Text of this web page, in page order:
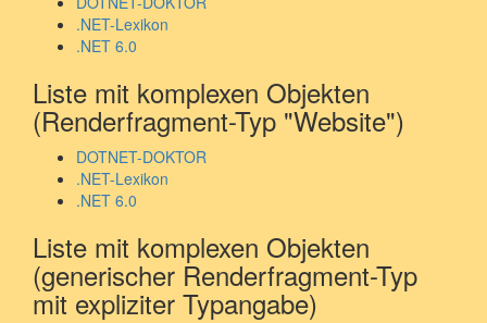
.NET-Lexikon
.NET 6.0
Liste mit komplexen Objekten
(Renderfragment-Typ "Website")
DOTNET-DOKTOR
.NET-Lexikon
.NET 6.0
Liste mit komplexen Objekten
(generischer Renderfragment-Typ
mit expliziter Typangabe)